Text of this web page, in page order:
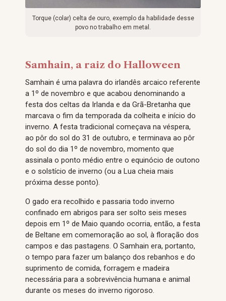
Torque (colar) celta de ouro, exemplo da habilidade desse
povo no trabalho em metal.
Samhain, a raiz do Halloween
Samhain é uma palavra do irlandês arcaico referente
a 1º de novembro e que acabou denominando a
festa dos celtas da Irlanda e da Grã-Bretanha que
marcava o fim da temporada da colheita e início do
inverno. A festa tradicional começava na véspera,
ao pôr do sol do 31 de outubro, e terminava ao pôr
do sol do dia 1º de novembro, momento que
assinala o ponto médio entre o equinócio de outono
e o solstício de inverno (ou a Lua cheia mais
próxima desse ponto).
O gado era recolhido e passaria todo inverno
confinado em abrigos para ser solto seis meses
depois em 1º de Maio quando ocorria, então, a festa
de Beltane em comemoração ao sol, à floração dos
campos e das pastagens. O Samhain era, portanto,
o tempo para fazer um balanço dos rebanhos e do
suprimento de comida, forragem e madeira
necessária para a sobrevivência humana e animal
durante os meses do inverno rigoroso.